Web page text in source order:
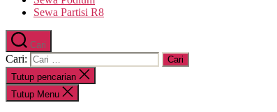
Sewa Partisi R8
Cari
Cari:
Tutup pencarian
Tutup Menu